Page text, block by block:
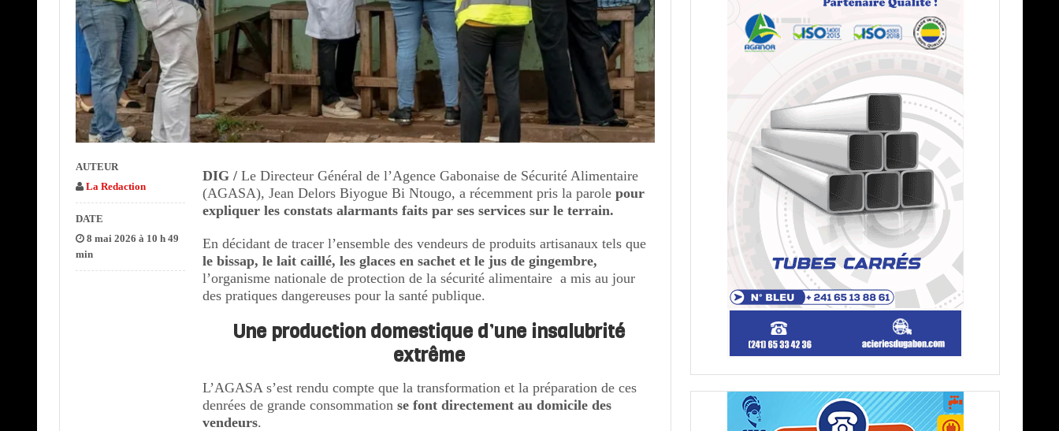
DIG / Le Directeur Général de l’Agence Gabonaise de Sécurité Alimentaire
(AGASA), Jean Delors Biyogue Bi Ntougo, a récemment pris la parolepour
expliquer les constats alarmants faits par ses services sur le terrain.
En décidant de tracer l’ensemble des vendeurs de produits artisanaux tels que
le bissap, le lait caillé, les glaces en sachet et le jus de gingembre,
l’organisme nationale de protection de la sécurité alimentaire a mis au jour
des pratiques dangereuses pour la santé publique.
Une production domestique d’une insalubrité
extrême
L’AGASA s’est rendu compte que la transformation et la préparation de ces
denrées de grande consommation se font directement au domicile des
vendeurs.
AUTEUR
La Redaction
DATE
8 mai 2026 à 10 h 49
min